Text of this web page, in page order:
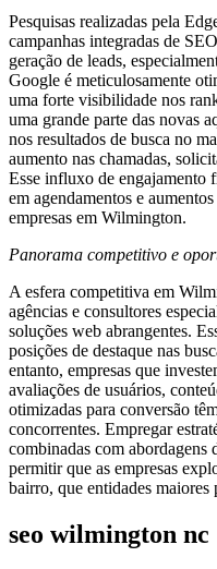
Pesquisas realizadas pela
campanhas integradas de
geração de leads,
Google é meticulosamente
uma forte visibilidade nos
uma grande parte das novas
nos resultados de busca no
aumento nas chamadas,
Esse influxo de engajamento
em agendamentos e
empresas em Wilmington.
Panorama competitivo e
A esfera competitiva em
agências e consultores
soluções web abrangentes.
posições de destaque nas
entanto, empresas que
avaliações de usuários,
otimizadas para conversão
concorrentes. Empregar
combinadas com
permitir que as empresas
bairro, que entidades maiores
seo wilmington nc